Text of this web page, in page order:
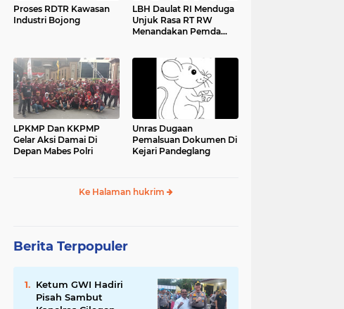
Proses RDTR Kawasan
Industri Bojong
LBH Daulat RI Menduga
Unjuk Rasa RT RW
Menandakan Pemda
Kemana Kepala DPMPD
LPKMP Dan KKPMP
Gelar Aksi Damai Di
Depan Mabes Polri
Unras Dugaan
Pemalsuan Dokumen Di
Kejari Pandeglang
Ke Halaman hukrim
Berita Terpopuler
Ketum GWI Hadiri
Pisah Sambut